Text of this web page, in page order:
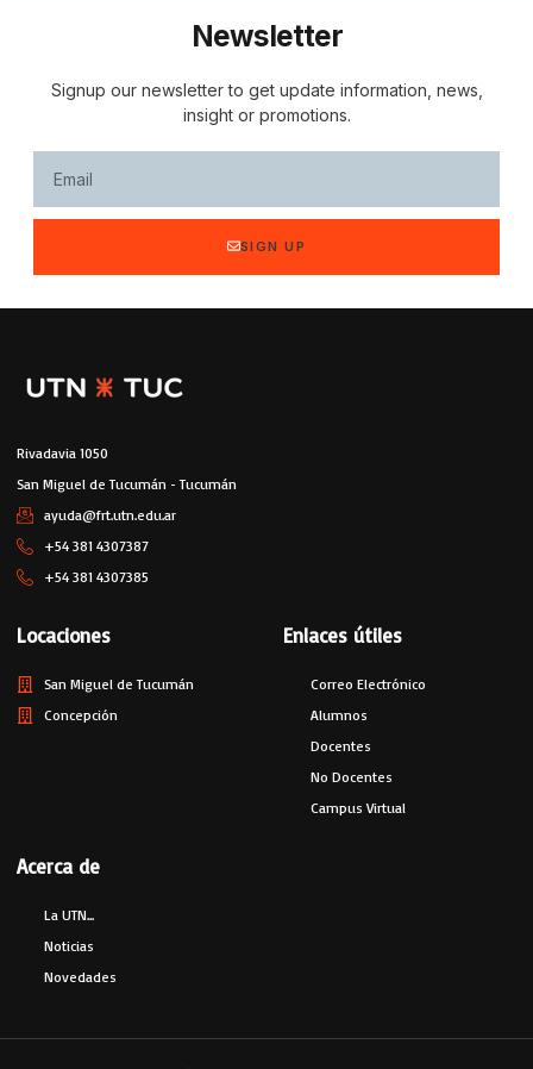
Newsletter
Signup our newsletter to get update information, news,
insight or promotions.
SIGN UP
Rivadavia 1050
San Miguel de Tucumán - Tucumán
ayuda@frt.utn.edu.ar
+54 381 4307387
+54 381 4307385
Locaciones
San Miguel de Tucumán
Concepción
Enlaces útiles
Correo Electrónico
Alumnos
Docentes
No Docentes
Campus Virtual
Acerca de
La UTN...
Noticias
Novedades